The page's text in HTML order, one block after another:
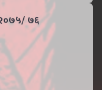
२०७५/ ७६